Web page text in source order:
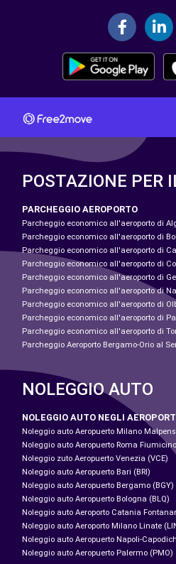
POSTAZIONE PER
PARCHEGGIO AEROPORTO
Parcheggio economico all'aeroporto di
Parcheggio economico all'aeroporto di
Parcheggio economico all'aeroporto di
Parcheggio economico all'aeroporto di
Parcheggio economico all'aeroporto di
Parcheggio economico all'aeroporto di
Parcheggio economico all'aeroporto di
Parcheggio economico all'aeroporto di
Parcheggio economico all'aeroporto di
Parcheggio Aeroporto Bergamo-Orio al
NOLEGGIO AUTO
NOLEGGIO AUTO NEGLI
Noleggio auto Aeropuerto Milano
Noleggio auto Aeropuerto Roma
Noleggio zuto Aeropuerto Venezia (VCE)
Noleggio auto Aeropuerto Bari (BRI)
Noleggio auto Aeropuerto Bergamo (BGY)
Noleggio auto Aeropuerto Bologna (BLQ)
Noleggio auto Aeroporto Catania
Noleggio auto Aeroporto Milano Linate
Noleggio auto Aeropuerto Napoli-
Noleggio auto Aeropuerto Palermo (PMO)